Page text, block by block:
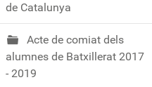
de Catalunya
Acte de comiat dels
alumnes de Batxillerat 2017
- 2019